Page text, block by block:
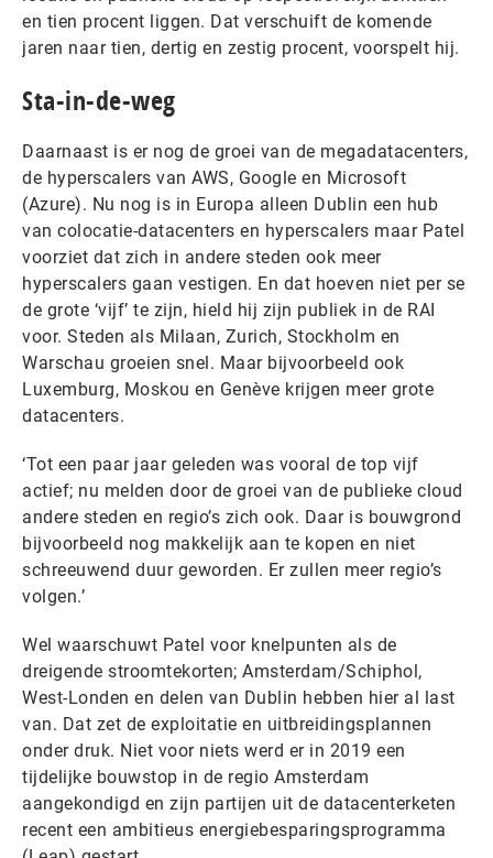
en tien procent liggen. Dat verschuift de komende
jaren naar tien, dertig en zestig procent, voorspelt hij.
Sta-in-de-weg
Daarnaast is er nog de groei van de megadatacenters,
de hyperscalers van AWS, Google en Microsoft
(Azure). Nu nog is in Europa alleen Dublin een hub
van colocatie-datacenters en hyperscalers maar Patel
voorziet dat zich in andere steden ook meer
hyperscalers gaan vestigen. En dat hoeven niet per se
de grote ‘vijf’ te zijn, hield hij zijn publiek in de RAI
voor. Steden als Milaan, Zurich, Stockholm en
Warschau groeien snel. Maar bijvoorbeeld ook
Luxemburg, Moskou en Genève krijgen meer grote
datacenters.
‘Tot een paar jaar geleden was vooral de top vijf
actief; nu melden door de groei van de publieke cloud
andere steden en regio’s zich ook. Daar is bouwgrond
bijvoorbeeld nog makkelijk aan te kopen en niet
schreeuwend duur geworden. Er zullen meer regio’s
volgen.’
Wel waarschuwt Patel voor knelpunten als de
dreigende stroomtekorten; Amsterdam/Schiphol,
West-Londen en delen van Dublin hebben hier al last
van. Dat zet de exploitatie en uitbreidingsplannen
onder druk. Niet voor niets werd er in 2019 een
tijdelijke bouwstop in de regio Amsterdam
aangekondigd en zijn partijen uit de datacenterketen
recent een ambitieus energiebesparingsprogramma